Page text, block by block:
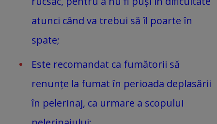
atunci când va trebui să îl poarte în
spate;
Este recomandat ca fumătorii să
renunțe la fumat în perioada deplasării
în pelerinaj, ca urmare a scopului